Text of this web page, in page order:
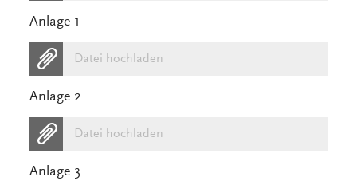
Anlage 1
Datei hochladen
Anlage 2
Datei hochladen
Anlage 3